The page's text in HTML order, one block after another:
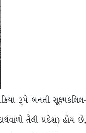
રૂપે બનતી સૂક્ષ્મકલિલ-
તૈલી પ્રદેશ) હોય છે,